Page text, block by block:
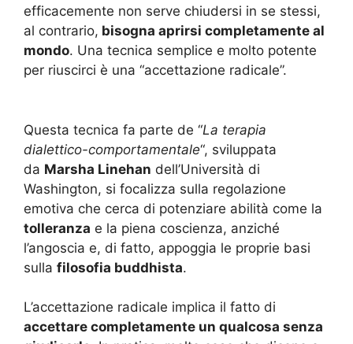
efficacemente non serve chiudersi in se stessi,
al contrario, bisogna aprirsi completamente al
mondo. Una tecnica semplice e molto potente
per riuscirci è una “accettazione radicale”.
Questa tecnica fa parte de “La terapia
dialettico-comportamentale“, sviluppata
da Marsha Linehan dell’Università di
Washington, si focalizza sulla regolazione
emotiva che cerca di potenziare abilità come la
tolleranza e la piena coscienza, anziché
l’angoscia e, di fatto, appoggia le proprie basi
sulla filosofia buddhista.
L’accettazione radicale implica il fatto di
accettare completamente un qualcosa senza